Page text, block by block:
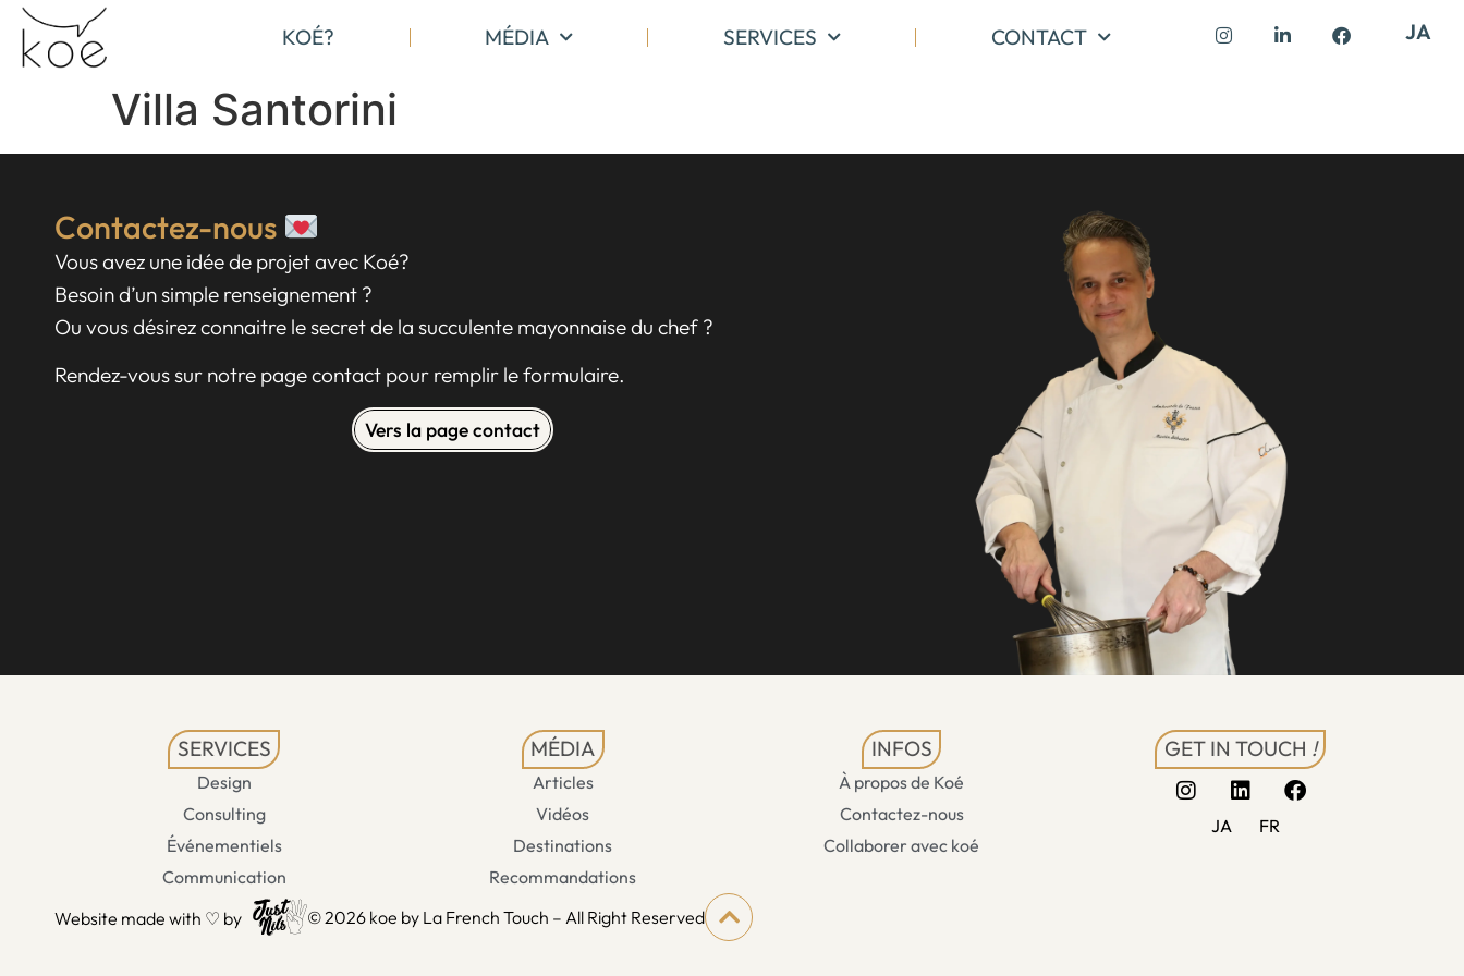
KOÉ? MÉDIA SERVICES CONTACT JA
Villa Santorini
Contactez-nous
Vous avez une idée de projet avec Koé?
Besoin d’un simple renseignement ?
Ou vous désirez connaitre le secret de la succulente mayonnaise du chef ?
Rendez-vous sur notre page contact pour remplir le formulaire.
Vers la page contact
SERVICES
Design
Consulting
Événementiels
Communication
MÉDIA
Articles
Vidéos
Destinations
Recommandations
INFOS
À propos de Koé
Contactez-nous
Collaborer avec koé
GET IN TOUCH !
JA FR
Website made with ♡ by © 2026 koe by La French Touch – All Right Reserved